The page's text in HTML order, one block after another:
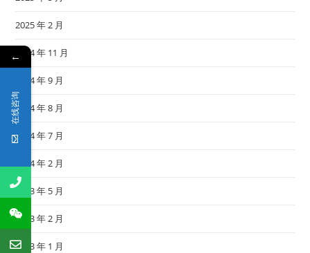
2025 年 2 月
2024 年 11 月
2024 年 9 月
2024 年 8 月
2024 年 7 月
2024 年 2 月
2023 年 5 月
2023 年 2 月
2023 年 1 月
←
在线咨询